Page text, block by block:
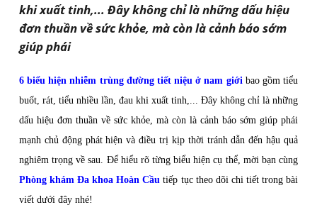
khi xuất tinh,... Đây không chỉ là những dấu hiệu
đơn thuần về sức khỏe, mà còn là cảnh báo sớm
giúp phái
6 biểu hiện nhiễm trùng đường tiết niệu ở nam giớibao gồm tiểu
buốt, rát, tiểu nhiều lần, đau khi xuất tinh,... Đây không chỉ là những
dấu hiệu đơn thuần về sức khỏe, mà còn là cảnh báo sớm giúp phái
mạnh chủ động phát hiện và điều trị kịp thời tránh dẫn đến hậu quả
nghiêm trọng về sau. Để hiểu rõ từng biểu hiện cụ thể, mời bạn cùng
Phòng khám Đa khoa Hoàn Cầu tiếp tục theo dõi chi tiết trong bài
viết dưới đây nhé!